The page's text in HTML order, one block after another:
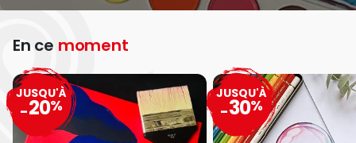
En ce moment
JUSQU'À
-20%
JUSQU'À
-30%